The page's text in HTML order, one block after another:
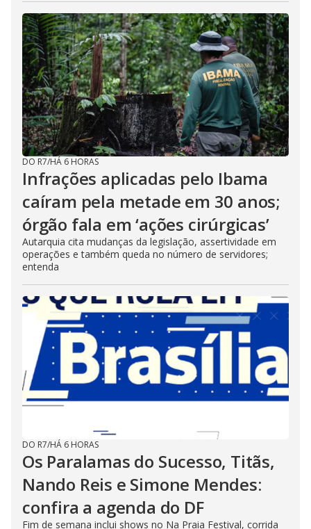
DO R7/HÁ 6 HORAS
Infrações aplicadas pelo Ibama
caíram pela metade em 30 anos;
órgão fala em ‘ações cirúrgicas’
Autarquia cita mudanças da legislação, assertividade em
operações e também queda no número de servidores;
entenda
DO R7/HÁ 6 HORAS
Os Paralamas do Sucesso, Titãs,
Nando Reis e Simone Mendes:
confira a agenda do DF
Fim de semana inclui shows no Na Praia Festival, corrida